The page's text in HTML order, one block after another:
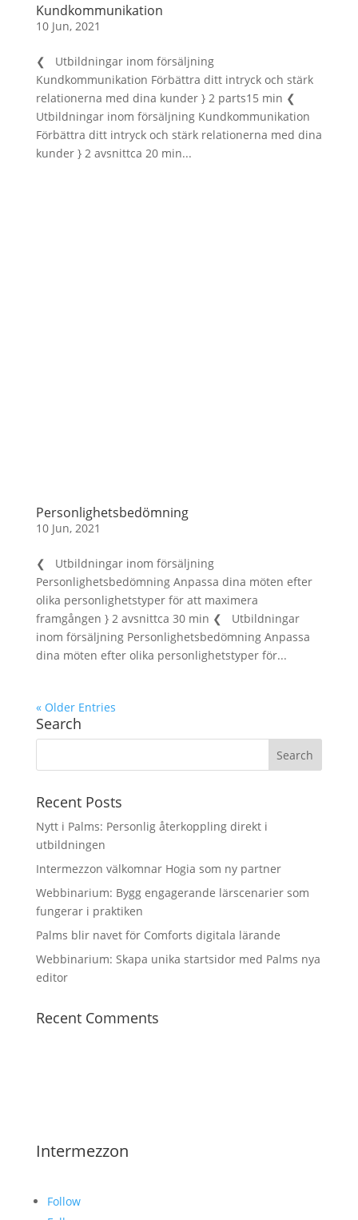
Kundkommunikation
10 Jun, 2021
❮ Utbildningar inom försäljning
Kundkommunikation Förbättra ditt intryck och stärk
relationerna med dina kunder } 2 parts15 min ❮
Utbildningar inom försäljning Kundkommunikation
Förbättra ditt intryck och stärk relationerna med dina
kunder } 2 avsnittca 20 min...
Personlighetsbedömning
10 Jun, 2021
❮ Utbildningar inom försäljning
Personlighetsbedömning Anpassa dina möten efter
olika personlighetstyper för att maximera
framgången } 2 avsnittca 30 min ❮ Utbildningar
inom försäljning Personlighetsbedömning Anpassa
dina möten efter olika personlighetstyper för...
« Older Entries
Search
Recent Posts
Nytt i Palms: Personlig återkoppling direkt i
utbildningen
Intermezzon välkomnar Hogia som ny partner
Webbinarium: Bygg engagerande lärscenarier som
fungerar i praktiken
Palms blir navet för Comforts digitala lärande
Webbinarium: Skapa unika startsidor med Palms nya
editor
Recent Comments
Intermezzon
Follow